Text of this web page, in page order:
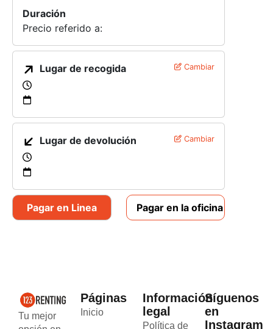
Duración
Precio referido a:
Lugar de recogida Cambiar
Lugar de devolución Cambiar
Pagar en Linea Pagar en la oficina
Tu mejor
Páginas
Inicio
Información
legal
Política de
Síguenos
en
Instagram